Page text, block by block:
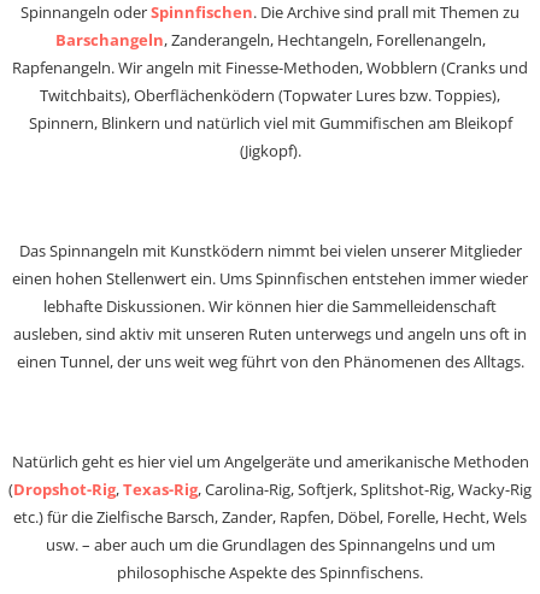
Spinnangeln oderSpinnfischen. Die Archive sind prall mit Themen zu
Barschangeln, Zanderangeln, Hechtangeln, Forellenangeln,
Rapfenangeln. Wir angeln mit Finesse-Methoden, Wobblern (Cranks und
Twitchbaits), Oberflächenködern (Topwater Lures bzw. Toppies),
Spinnern, Blinkern und natürlich viel mit Gummifischen am Bleikopf
(Jigkopf).
Das Spinnangeln mit Kunstködern nimmt bei vielen unserer Mitglieder
einen hohen Stellenwert ein. Ums Spinnfischen entstehen immer wieder
lebhafte Diskussionen. Wir können hier die Sammelleidenschaft
ausleben, sind aktiv mit unseren Ruten unterwegs und angeln uns oft in
einen Tunnel, der uns weit weg führt von den Phänomenen des Alltags.
Natürlich geht es hier viel um Angelgeräte und amerikanische Methoden
(Dropshot-Rig,Texas-Rig, Carolina-Rig, Softjerk, Splitshot-Rig, Wacky-Rig
etc.) für die Zielfische Barsch, Zander, Rapfen, Döbel, Forelle, Hecht, Wels
usw. – aber auch um die Grundlagen des Spinnangelns und um
philosophische Aspekte des Spinnfischens.